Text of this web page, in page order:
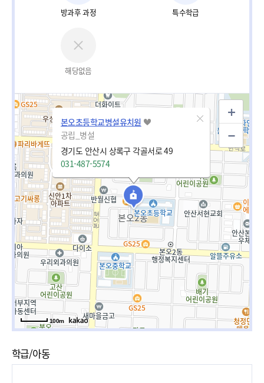
방과후 과정 특수학급
해당없음
본오초등학교병설유치원
공립_병설
경기도 안산시 상록구 각골서로 49
031-487-5574
100m
학급/아동